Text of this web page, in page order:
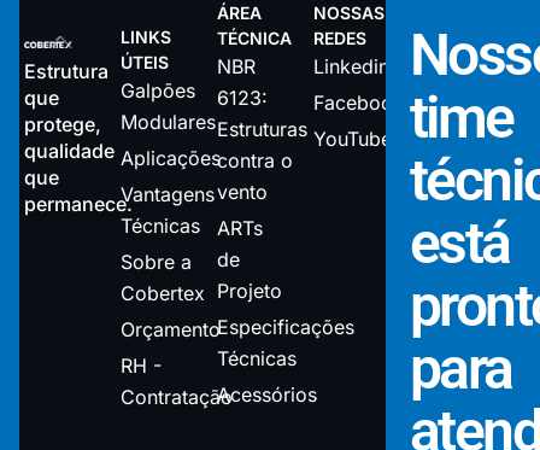
Estrutura
que
protege,
qualidade
que
permanece.
LINKS
ÚTEIS
Galpões
Modulares
Aplicações
Vantagens
Técnicas
Sobre a
Cobertex
Orçamento
RH -
Contratação
ÁREA
TÉCNICA
NBR
6123:
Estruturas
contra o
vento
ARTs
de
Projeto
Especificações
Técnicas
Acessórios
NOSSAS
REDES
Linkedin
Facebook
YouTube
time
está
para